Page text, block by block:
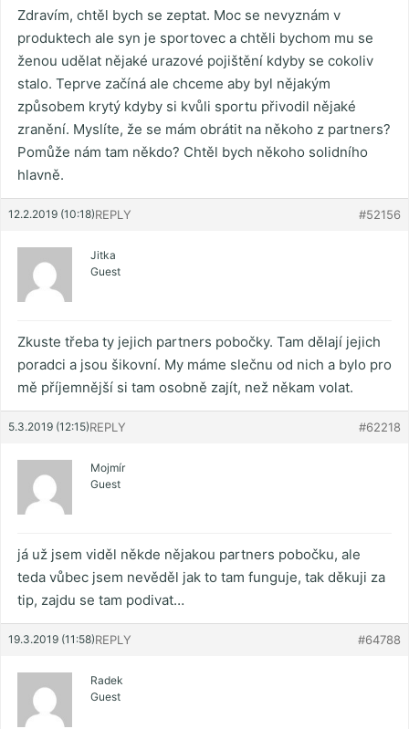
Zdravím, chtěl bych se zeptat. Moc se nevyznám v
produktech ale syn je sportovec a chtěli bychom mu se
ženou udělat nějaké urazové pojištění kdyby se cokoliv
stalo. Teprve začíná ale chceme aby byl nějakým
způsobem krytý kdyby si kvůli sportu přivodil nějaké
zranění. Myslíte, že se mám obrátit na někoho z partners?
Pomůže nám tam někdo? Chtěl bych někoho solidního
hlavně.
12.2.2019 (10:18) #52156
REPLY
Jitka
Guest
Zkuste třeba ty jejich partners pobočky. Tam dělají jejich
poradci a jsou šikovní. My máme slečnu od nich a bylo pro
mě příjemnější si tam osobně zajít, než někam volat.
5.3.2019 (12:15) #62218
REPLY
Mojmír
Guest
já už jsem viděl někde nějakou partners pobočku, ale
teda vůbec jsem nevěděl jak to tam funguje, tak děkuji za
tip, zajdu se tam podivat…
19.3.2019 (11:58) #64788
REPLY
Radek
Guest